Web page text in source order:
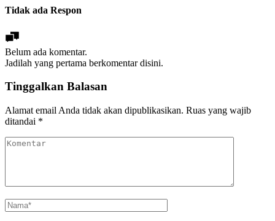
Tidak ada Respon
Belum ada komentar.
Jadilah yang pertama berkomentar disini.
Tinggalkan Balasan
Alamat email Anda tidak akan dipublikasikan. Ruas yang wajib
ditandai *